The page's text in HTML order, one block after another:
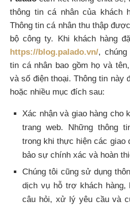
thông tin cá nhân của khách
Thông tin cá nhân thu thập
bộ công ty. Khi khách hàng
https://blog.palado.vn/,
tin cá nhân bao gồm họ và
và số điện thoại. Thông tin này
hoặc nhiều mục đích sau:
Xác nhận và giao hàng cho
trang web. Những thông
trong khi thực hiện các giao
bảo sự chính xác và hoàn
Chúng tôi cũng sử dụng
dịch vụ hỗ trợ khách hàng,
câu hỏi, xử lý yêu cầu và